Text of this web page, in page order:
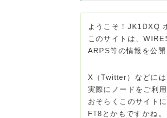
ようこそ！JK1DXQ
このサイトは、
ARPS等の情報を公開
X（Twitter）などに
実際にノードをご利
おそらくこのサイト
FT8とかもですかね。